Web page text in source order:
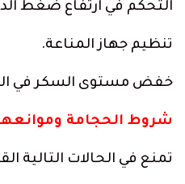
التحكم في ارتفاع ضغط
تنظيم جهاز المناعة.
خفض مستوى السكر في
شروط الحجامة
تمنع في الحالات التالية